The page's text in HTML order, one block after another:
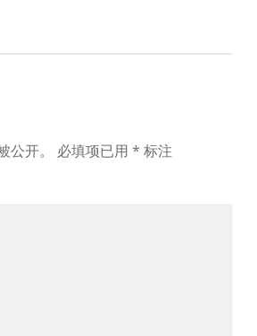
开。 必填项已用 * 标注